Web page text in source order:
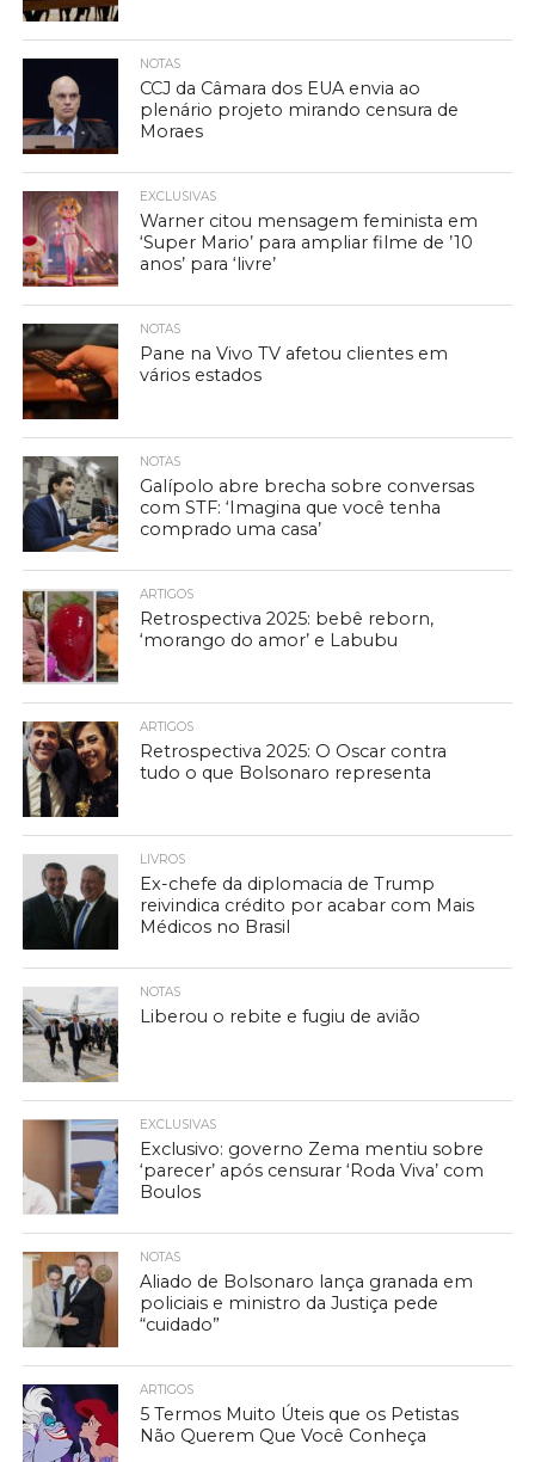
NOTAS
CCJ da Câmara dos EUA envia ao
plenário projeto mirando censura de
Moraes
EXCLUSIVAS
Warner citou mensagem feminista em
‘Super Mario’ para ampliar filme de ’10
anos’ para ‘livre’
NOTAS
Pane na Vivo TV afetou clientes em
vários estados
NOTAS
Galípolo abre brecha sobre conversas
com STF: ‘Imagina que você tenha
comprado uma casa’
ARTIGOS
Retrospectiva 2025: bebê reborn,
‘morango do amor’ e Labubu
ARTIGOS
Retrospectiva 2025: O Oscar contra
tudo o que Bolsonaro representa
LIVROS
Ex-chefe da diplomacia de Trump
reivindica crédito por acabar com Mais
Médicos no Brasil
NOTAS
Liberou o rebite e fugiu de avião
EXCLUSIVAS
Exclusivo: governo Zema mentiu sobre
‘parecer’ após censurar ‘Roda Viva’ com
Boulos
NOTAS
Aliado de Bolsonaro lança granada em
policiais e ministro da Justiça pede
“cuidado”
ARTIGOS
5 Termos Muito Úteis que os Petistas
Não Querem Que Você Conheça